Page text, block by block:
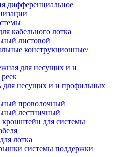
дифференциальное
кабельного лотка
листовой
конструкционные/
для несущих и и
для несущих и и профильных
проволочный
лестничный
для системы
лотка
системы поддержки